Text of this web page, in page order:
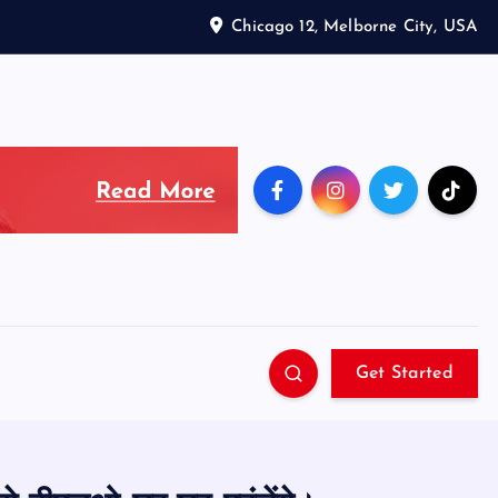
Chicago 12, Melborne City, USA
Get Started